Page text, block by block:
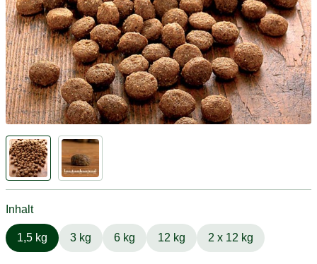
Inhalt
1,5 kg 3 kg 6 kg 12 kg 2 x 12 kg